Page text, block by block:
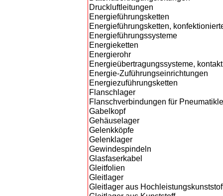
Druckluftleitungen
Energieführungsketten
Energieführungsketten,
Energieführungssysteme
Energieketten
Energierohr
Energieübertragungssysteme,
Energie-Zuführungseinrichtungen
Energiezuführungsketten
Flanschlager
Flanschverbindungen für
Gabelkopf
Gehäuselager
Gelenkköpfe
Gelenklager
Gewindespindeln
Glasfaserkabel
Gleitfolien
Gleitlager
Gleitlager aus